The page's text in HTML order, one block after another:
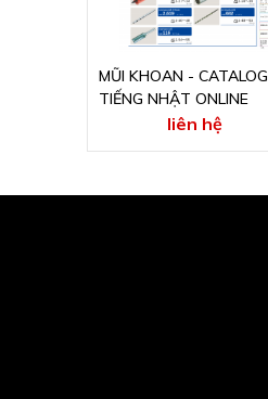
MŨI KHOAN - CATALOG
TIẾNG NHẬT ONLINE
liên hệ